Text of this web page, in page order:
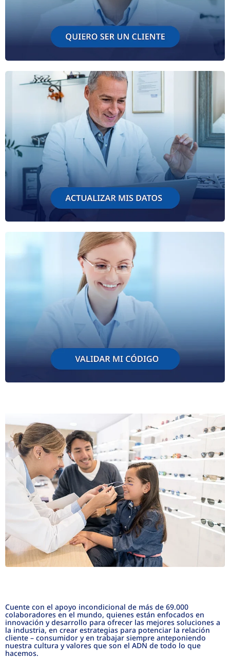
Cuente con el apoyo incondicional de más de 69.000
colaboradores en el mundo, quienes están enfocados en
innovación y desarrollo para ofrecer las mejores soluciones a
la industria, en crear estrategias para potenciar la relación
cliente – consumidor y en trabajar siempre anteponiendo
nuestra cultura y valores que son el ADN de todo lo que
hacemos.